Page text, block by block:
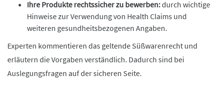
Ihre Produkte rechtssicher zu bewerben:durch wichtige
Hinweise zur Verwendung von Health Claims und
weiteren gesundheitsbezogenen Angaben.
Experten kommentieren das geltende Süßwarenrecht und
erläutern die Vorgaben verständlich. Dadurch sind bei
Auslegungsfragen auf der sicheren Seite.